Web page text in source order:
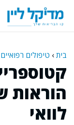
לתוכן
בית› טיפולים
הוראות
לוואי